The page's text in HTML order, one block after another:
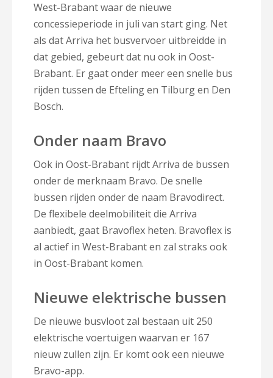
West-Brabant waar de nieuwe
concessieperiode in juli van start ging. Net
als dat Arriva het busvervoer uitbreidde in
dat gebied, gebeurt dat nu ook in Oost-
Brabant. Er gaat onder meer een snelle bus
rijden tussen de Efteling en Tilburg en Den
Bosch.
Onder naam Bravo
Ook in Oost-Brabant rijdt Arriva de bussen
onder de merknaam Bravo. De snelle
bussen rijden onder de naam Bravodirect.
De flexibele deelmobiliteit die Arriva
aanbiedt, gaat Bravoflex heten. Bravoflex is
al actief in West-Brabant en zal straks ook
in Oost-Brabant komen.
Nieuwe elektrische bussen
De nieuwe busvloot zal bestaan uit 250
elektrische voertuigen waarvan er 167
nieuw zullen zijn. Er komt ook een nieuwe
Bravo-app.